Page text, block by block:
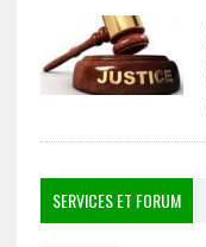
SERVICES ET FORUM